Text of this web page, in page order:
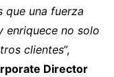
que una fuerza
enri­quece no solo
clientes”,
Director